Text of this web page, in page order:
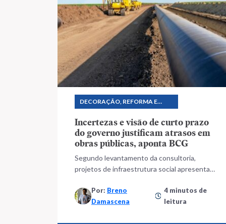
DECORAÇÃO, REFORMA E
Incertezas e visão de curto prazo
do governo justificam atrasos em
obras públicas, aponta BCG
Segundo levantamento da consultoria,
projetos de infraestrutura social apresentam
Por: Breno
Damascena
4 minutos de
leitura